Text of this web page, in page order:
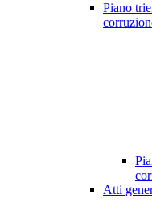
Piano
Atti